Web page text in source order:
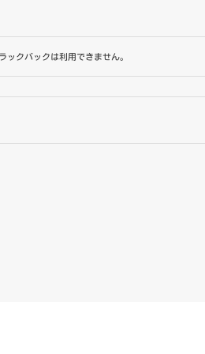
ックバックは利用できません。